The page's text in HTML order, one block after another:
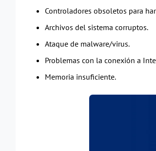
Controladores obsoletos para
Archivos del sistema corruptos.
Ataque de malware/virus.
Problemas con la conexión a
Memoria insuficiente.